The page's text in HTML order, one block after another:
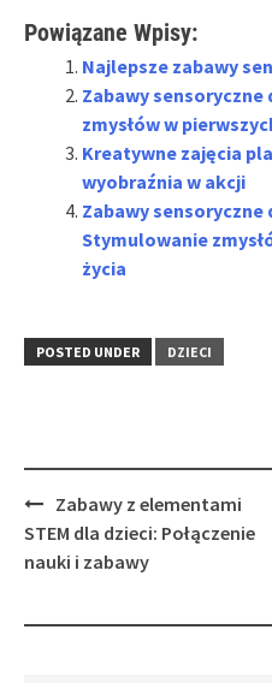
Powiązane Wpisy:
Najlepsze zabawy
Zabawy
zmysłów w
Kreatywne zajęcia
wyobraźnia w akcji
Zabawy
Stymulowanie
życia
POSTED UNDER DZIECI
Post
navigation
Zabawy z elementami
STEM dla dzieci: Połączenie
nauki i zabawy